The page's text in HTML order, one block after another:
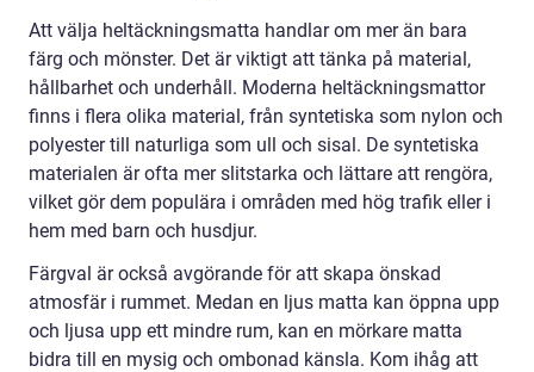
Att välja heltäckningsmatta handlar om mer än bara
färg och mönster. Det är viktigt att tänka på material,
hållbarhet och underhåll. Moderna heltäckningsmattor
finns i flera olika material, från syntetiska som nylon och
polyester till naturliga som ull och sisal. De syntetiska
materialen är ofta mer slitstarka och lättare att rengöra,
vilket gör dem populära i områden med hög trafik eller i
hem med barn och husdjur.
Färgval är också avgörande för att skapa önskad
atmosfär i rummet. Medan en ljus matta kan öppna upp
och ljusa upp ett mindre rum, kan en mörkare matta
bidra till en mysig och ombonad känsla. Kom ihåg att